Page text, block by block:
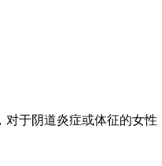
于阴道炎症或体征的女